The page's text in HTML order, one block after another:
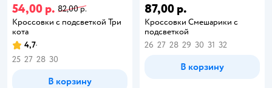
54,00 р. 82,00 р.
Кроссовки с подсветкой Три
кота
4,7
25 27 28 30
В корзину
87,00 р.
Кроссовки Смешарики с
подсветкой
26 27 28 29 30 31 32
В корзину